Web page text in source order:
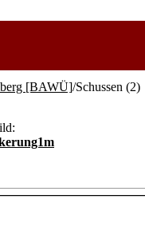
[BAWÜ]/Schussen (2)